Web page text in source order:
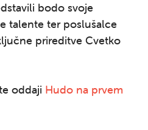
bodo svoje
talente ter poslušalce
prireditve Cvetko
oddaji Hudo na prvem